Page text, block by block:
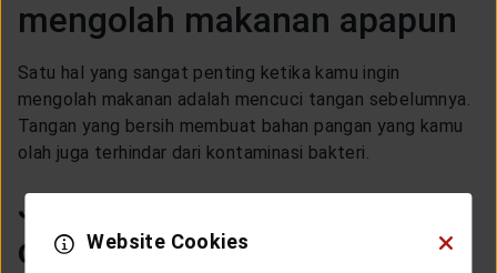
mengolah makanan apapun
Satu hal yang sangat penting ketika kamu ingin
mengolah makanan adalah mencuci tangan sebelumnya.
Tangan yang bersih membuat bahan pangan yang kamu
olah juga terhindar dari kontaminasi bakteri.
Jangan sepelekan bakteri
dari ponsel
Website Cookies